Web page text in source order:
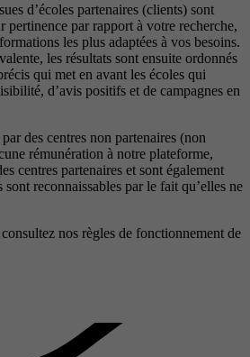
d’écoles partenaires (clients) sont
pertinence par rapport à votre recherche,
les plus adaptées à vos besoins.
les résultats sont ensuite ordonnés
qui met en avant les écoles qui
d’avis positifs et de campagnes en
des centres non partenaires (non
rémunération à notre plateforme,
centres partenaires et sont également
reconnaissables par le fait qu’elles ne
nos règles de fonctionnement de